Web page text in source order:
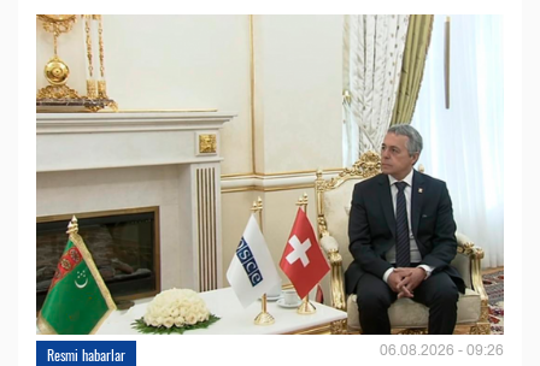
Resmi habarlar 06.08.2026 - 09:26